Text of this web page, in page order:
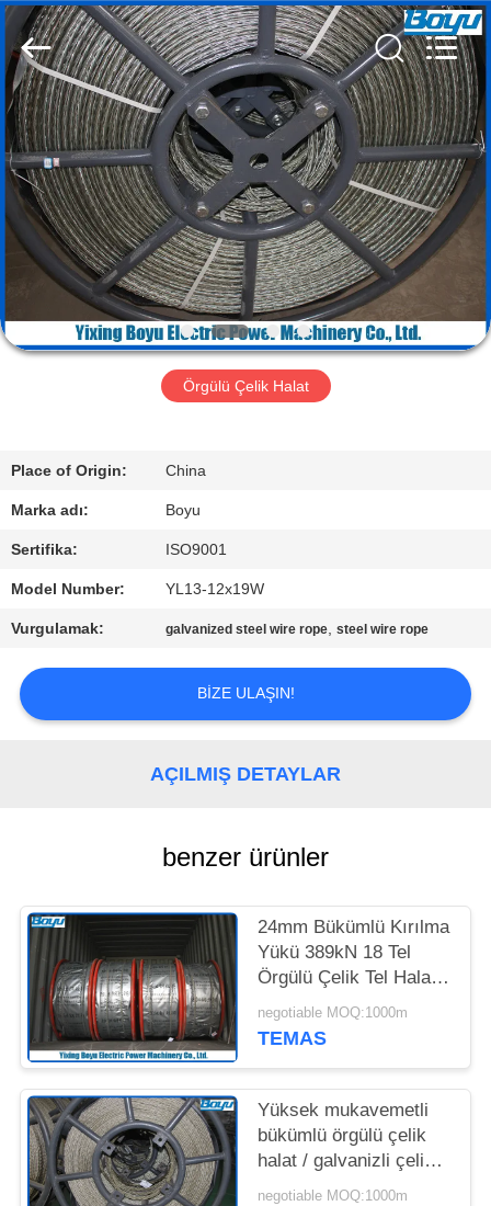
EV
ÜRÜN:%
S
HAKKIMIZDA
FABRIKA
KALITE
KONTROL
ILETIŞIME
GEÇIN
HABERLER
SITE
HARITASI
PRIVACY
POLICY
Boyu
Electric
Power
Machinery
Co.,LTD.
Rights
Reserved.
Örgülü Çelik Halat
Place of Origin: China
Marka adı: Boyu
Sertifika: ISO9001
Model Number: YL13-12x19W
Vurgulamak: galvanized steel wire rope,steel wire rope
BIZE ULAŞIN!
AÇILMIŞ DETAYLAR
benzer ürünler
24mm Bükümlü Kırılma
Yükü 389kN 18 Tel
Örgülü Çelik Tel Halat
Hattı Gergi
Mühendisliği
negotiable MOQ:1000m
TEMAS
Yüksek mukavemetli
bükümlü örgülü çelik
halat / galvanizli çelik
halat 11 mm
negotiable MOQ:1000m